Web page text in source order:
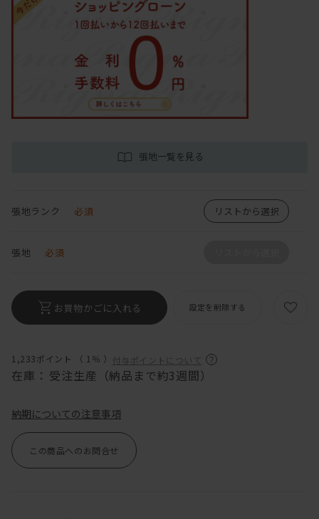
1,233ポイント （ 1％ ） 付与ポイントについて
在庫： 受注生産（納品まで約3週間）
張地一覧を見る
張地ランク 必須 リストから選択
張地 必須
お買物かごに入れる 設定を削除する
納期についての注意事項
この商品へのお問合せ